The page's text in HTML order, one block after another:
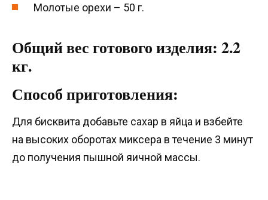
Молотые орехи – 50 г.
Общий вес готового изделия: 2.2
кг.
Способ приготовления:
Для бисквита добавьте сахар в яйца и взбейте
на высоких оборотах миксера в течение 3 минут
до получения пышной яичной массы.